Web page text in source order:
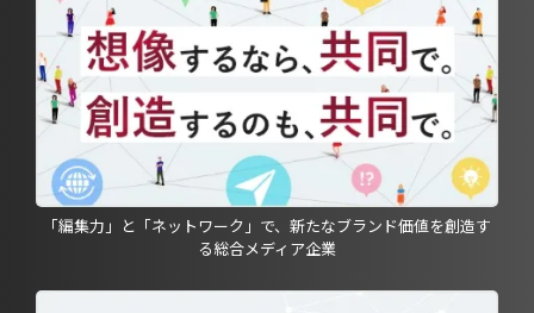
「編集力」と「ネットワーク」で、新たなブランド価値を創造す
る総合メディア企業